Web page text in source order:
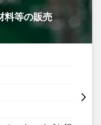
料等の販売